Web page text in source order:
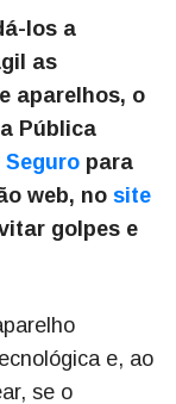
los a
as
aparelhos, o
Pública
para
web, no site
golpes e
e, ao
se o